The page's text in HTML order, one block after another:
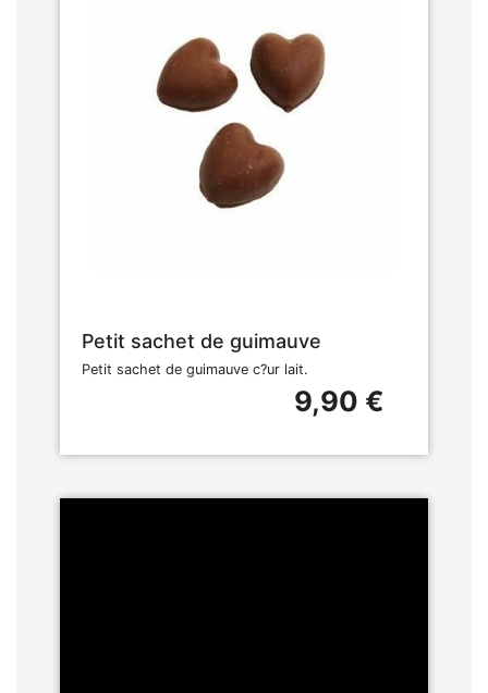
Petit sachet de guimauve
Petit sachet de guimauve c?ur lait.
9,90 €